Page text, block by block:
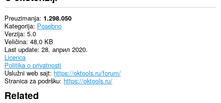
Preuzimanja 1.298.050
Kategorija Posebno
Verzija 5.0
Veličina 48,0 KB
Last update 28. април 2020.
Licenca
Politika o privatnosti
Uslužni web sajt https://oktools.ru/forum/
Stranica za podršku https://oktools.ru/
Related